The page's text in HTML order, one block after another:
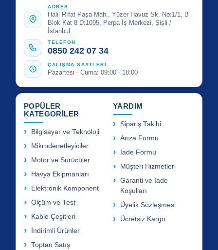
ADRES
Halil Rıfat Paşa Mah., Yüzer Havuz Sk. No:1/1, B
Blok Kat 8 D:1095, Perpa İş Merkezi, Şişli /
İstanbul
TELEFON
0850 242 07 34
ÇALIŞMA SAATLERİ
Pazartesi - Cuma: 09:00 - 18:00
POPÜLER
KATEGORİLER
Bilgisayar ve Teknoloji
Mikrodenetleyiciler
Motor ve Sürücüler
Havya Ekipmanları
Elektronik Komponent
Ölçüm ve Test
Kablo Çeşitleri
İndirimli Ürünler
Toptan Satış
YARDIM
Sipariş Takibi
Arıza Formu
İade Formu
Müşteri Hizmetleri
Garanti ve İade
Koşulları
Üyelik Sözleşmesi
Ücretsiz Kargo